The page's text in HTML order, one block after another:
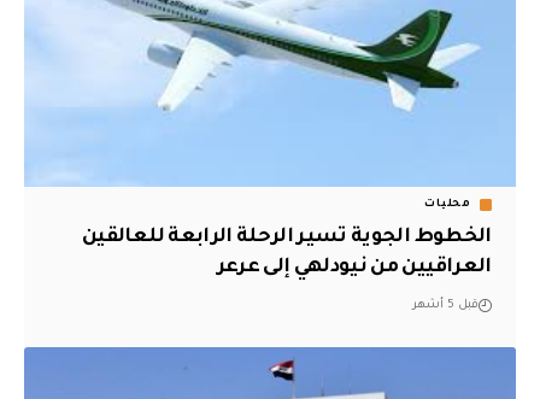
محليات
الخطوط الجوية تسير الرحلة الرابعة للعالقين
العراقيين من نيودلهي إلى عرعر
قبل 5 أشهر